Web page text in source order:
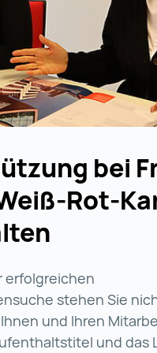
bei
Rot-
erfolgreichen
stehen Sie
und Ihren
und das